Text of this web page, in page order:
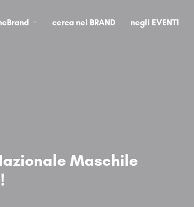
cerca nei BRAND negli EVENTI
Maschile